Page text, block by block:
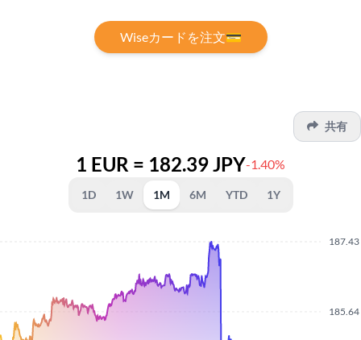
Wiseカードを注文💳
共有
1 EUR = 182.39 JPY-1.40%
1D 1W 1M 6M YTD 1Y
185.64
187.43